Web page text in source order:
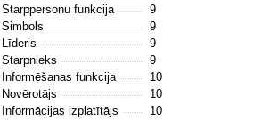
Starppersonu funkcija
9
Simbols
9
Līderis
9
Starpnieks
9
Informēšanas funkcija
10
Novērotājs
10
Informācijas izplatītājs
10